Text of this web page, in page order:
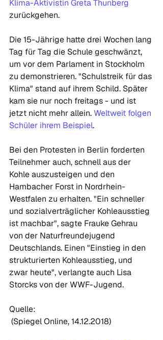
Klima-Aktivistin Greta Thunberg
zurückgehen.
Die 15-Jährige hatte drei Wochen lang
Tag für Tag die Schule geschwänzt,
um vor dem Parlament in Stockholm
zu demonstrieren. "Schulstreik für das
Klima" stand auf ihrem Schild. Später
kam sie nur noch freitags - und ist
jetzt nicht mehr allein. Weltweit folgen
Schüler ihrem Beispiel.
Bei den Protesten in Berlin forderten
Teilnehmer auch, schnell aus der
Kohle auszusteigen und den
Hambacher Forst in Nordrhein-
Westfalen zu erhalten. "Ein schneller
und sozialverträglicher Kohleausstieg
ist machbar", sagte Frauke Gehrau
von der Naturfreundejugend
Deutschlands. Einen "Einstieg in den
strukturierten Kohleausstieg, und
zwar heute", verlangte auch Lisa
Storcks von der WWF-Jugend.
Quelle: